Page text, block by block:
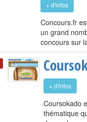
+ d'infos
Concours.fr
un grand
concours sur
+ d'infos
Coursokado
thématique